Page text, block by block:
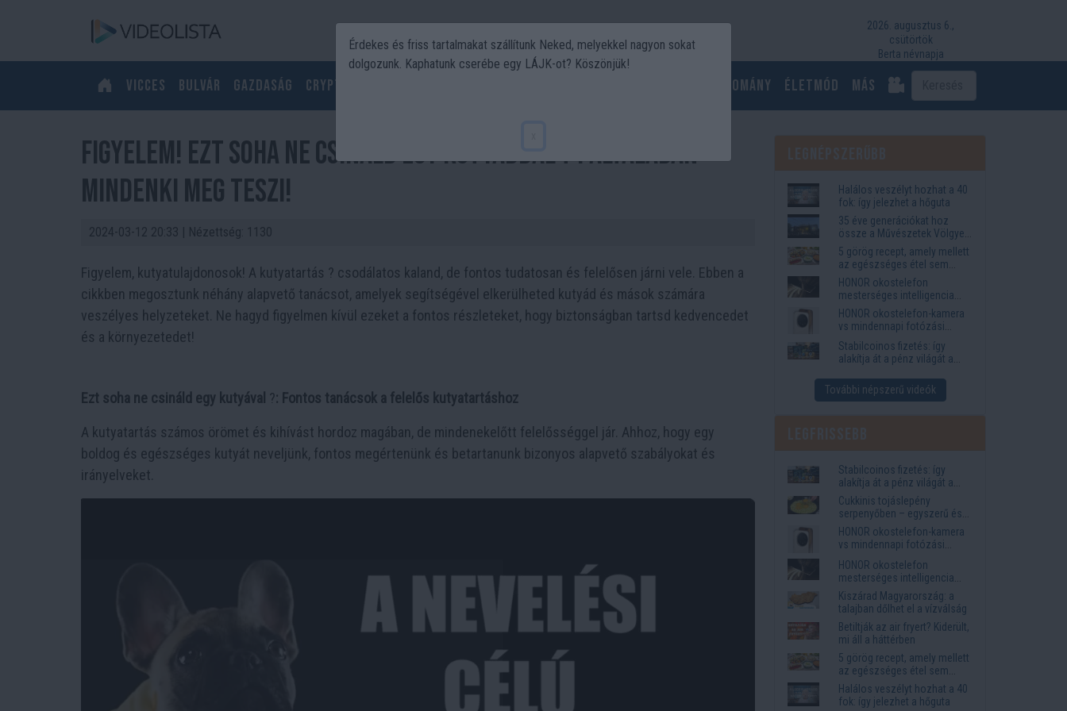
2026. augusztus 6.,
csütörtök
Berta névnapja
Vicces Bulvár Gazdaság Crypto Tudomány Életmód más
Figyelem! Ezt soha ne csináld egy kutyáddal ? ! Általában
mindenki meg teszi!
2024-03-12 20:33 | Nézettség: 1130
Figyelem, kutyatulajdonosok! A kutyatartás ? csodálatos kaland, de fontos tudatosan és felelősen járni vele. Ebben a
cikkben megosztunk néhány alapvető tanácsot, amelyek segítségével elkerülheted kutyád és mások számára
veszélyes helyzeteket. Ne hagyd figyelmen kívül ezeket a fontos részleteket, hogy biztonságban tartsd kedvencedet
és a környezetedet!
Ezt soha ne csináld egy kutyával ?: Fontos tanácsok a felelős kutyatartáshoz
A kutyatartás számos örömet és kihívást hordoz magában, de mindenekelőtt felelősséggel jár. Ahhoz, hogy egy
boldog és egészséges kutyát neveljünk, fontos megértenünk és betartanunk bizonyos alapvető szabályokat és
irányelveket.
Halálos veszélyt hozhat a 40
fok: így jelezhet a hőguta
35 éve generációkat hoz
össze a Művészetek Völgye
– megvan a 2027-es időpont
és a bérletár
5 görög recept, amely mellett
az egészséges étel sem
tűnik lemondásnak
HONOR okostelefon
mesterséges intelligencia
funkciók, amelyek
megkönnyítik az életet
HONOR okostelefon-kamera
vs mindennapi fotózási
igények
Stabilcoinos fizetés: így
alakítja át a pénz világát a
Western Union
További népszerű videók
Stabilcoinos fizetés: így
alakítja át a pénz világát a
Visa, a Mastercard és a
Western Union
Cukkinis tojáslepény
serpenyőben – egyszerű és
laktató vacsora
HONOR okostelefon-kamera
vs mindennapi fotózási
igények
HONOR okostelefon
mesterséges intelligencia
funkciók, amelyek
megkönnyítik az életet
Kiszárad Magyarország: a
talajban dőlhet el a vízválság
Betiltják az air fryert? Kiderült,
mi áll a háttérben
5 görög recept, amely mellett
az egészséges étel sem
tűnik lemondásnak
Halálos veszélyt hozhat a 40
fok: így jelezhet a hőguta
Érdekes és friss tartalmakat szállítunk Neked, melyekkel nagyon sokat
dolgozunk. Kaphatunk cserébe egy LÁJK-ot? Köszönjük!